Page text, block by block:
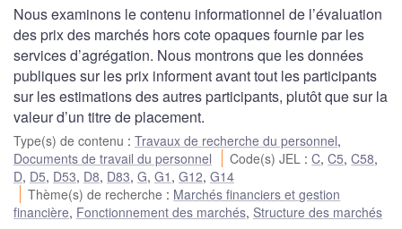
Nous examinons le contenu informationnel de l’évaluation
des prix des marchés hors cote opaques fournie par les
services d’agrégation. Nous montrons que les données
publiques sur les prix informent avant tout les participants
sur les estimations des autres participants, plutôt que sur la
valeur d’un titre de placement.
Type(s) de contenu : Travaux de recherche du personnel,
Documents de travail du personnel
Code(s) JEL :C,C5,C58,
D, D5, D53, D8, D83, G, G1 , G12, G14
Thème(s) de recherche : Marchés financiers et gestion
financière, Fonctionnement des marchés, Structure des marchés